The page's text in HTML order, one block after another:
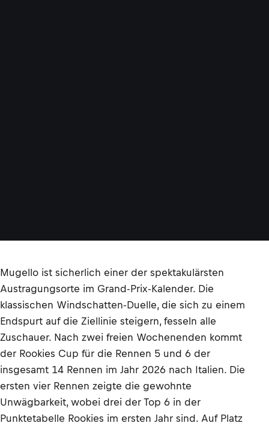
Mugello ist sicherlich einer der spektakulärsten
Austragungsorte im Grand-Prix-Kalender. Die
klassischen Windschatten-Duelle, die sich zu einem
Endspurt auf die Ziellinie steigern, fesseln alle
Zuschauer. Nach zwei freien Wochenenden kommt
der Rookies Cup für die Rennen 5 und 6 der
insgesamt 14 Rennen im Jahr 2026 nach Italien. Die
ersten vier Rennen zeigte die gewohnte
Unwägbarkeit, wobei drei der Top 6 in der
Punktetabelle Rookies im ersten Jahr sind. Auf Platz